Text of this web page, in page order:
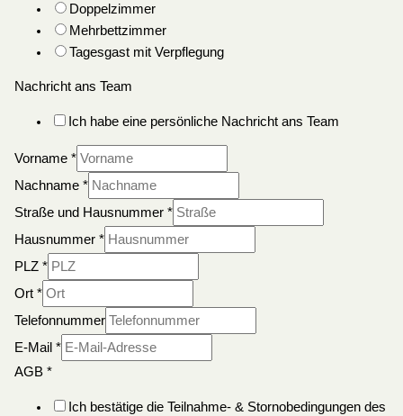
Doppelzimmer
Mehrbettzimmer
Tagesgast mit Verpflegung
Nachricht ans Team
Ich habe eine persönliche Nachricht ans Team
Vorname *
Nachname *
Straße und Hausnummer *
Hausnummer *
PLZ *
Ort *
Telefonnummer
E-Mail *
AGB *
Ich bestätige die Teilnahme- & Stornobedingungen des